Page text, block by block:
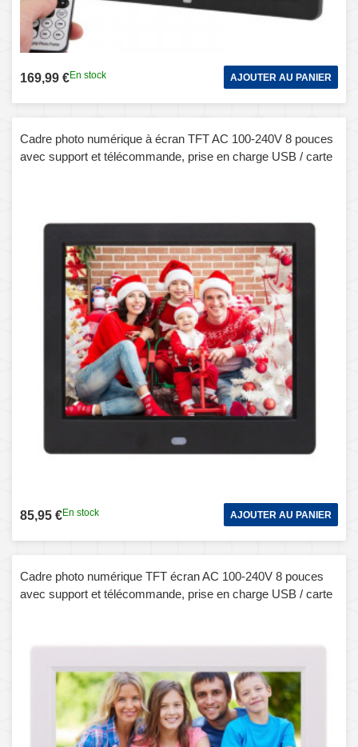
169,99 €En stock AJOUTER AU PANIER
Cadre photo numérique à écran TFT AC 100-240V 8 pouces
avec support et télécommande, prise en charge USB / carte
85,95 €En stock AJOUTER AU PANIER
Cadre photo numérique TFT écran AC 100-240V 8 pouces
avec support et télécommande, prise en charge USB / carte